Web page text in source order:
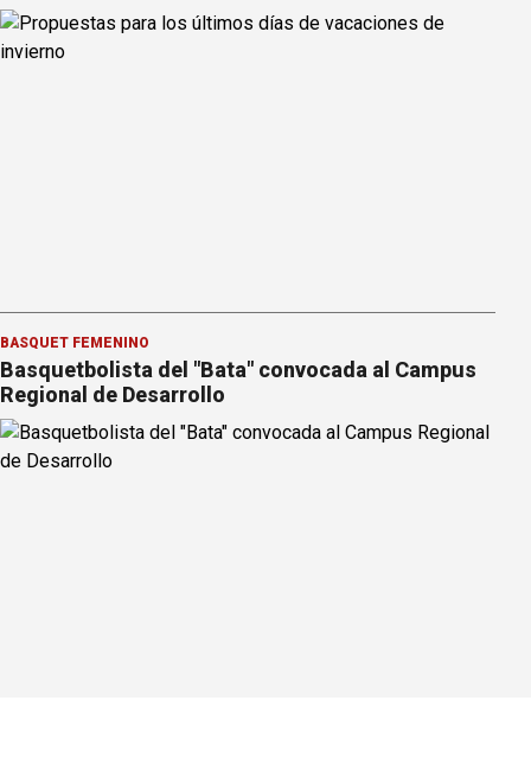
BÁSQUET FEMENINO
Basquetbolista del "Bata" convocada al Campus
Regional de Desarrollo